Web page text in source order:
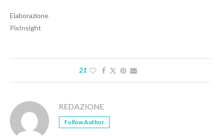
Elaborazione
PixInsight
21
REDAZIONE
Follow Author